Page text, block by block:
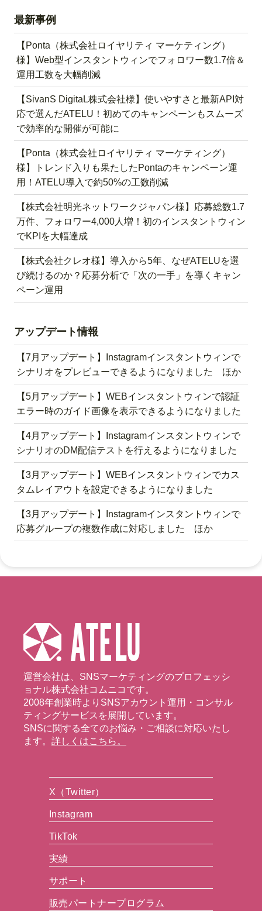
最新事例
【Ponta（株式会社ロイヤリティ マーケティング）
様】Web型インスタントウィンでフォロワー数1.7倍＆
運用工数を大幅削減
【SivanS DigitaL株式会社様】使いやすさと最新API対
応で選んだATELU！初めてのキャンペーンもスムーズ
で効率的な開催が可能に
【Ponta（株式会社ロイヤリティ マーケティング）
様】トレンド入りも果たしたPontaのキャンペーン運
用！ATELU導入で約50%の工数削減
【株式会社明光ネットワークジャパン様】応募総数1.7
万件、フォロワー4,000人増！初のインスタントウィン
でKPIを大幅達成
【株式会社クレオ様】導入から5年、なぜATELUを選
び続けるのか？応募分析で「次の一手」を導くキャン
ペーン運用
アップデート情報
【7月アップデート】Instagramインスタントウィンで
シナリオをプレビューできるようになりました ほか
【5月アップデート】WEBインスタントウィンで認証
エラー時のガイド画像を表示できるようになりました
【4月アップデート】Instagramインスタントウィンで
シナリオのDM配信テストを行えるようになりました
【3月アップデート】WEBインスタントウィンでカス
タムレイアウトを設定できるようになりました
【3月アップデート】Instagramインスタントウィンで
応募グループの複数作成に対応しました ほか
運営会社は、SNSマーケティングのプロフェッシ
ョナル株式会社コムニコです。
2008年創業時よりSNSアカウント運用・コンサル
ティングサービスを展開しています。
SNSに関する全てのお悩み・ご相談に対応いたし
ます。 詳しくはこちら。
X（Twitter）
Instagram
TikTok
実績
サポート
販売パートナープログラム